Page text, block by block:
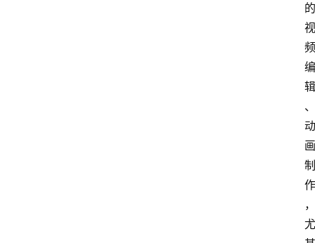
的
视
频
编
辑
、
动
画
制
作
，
尤